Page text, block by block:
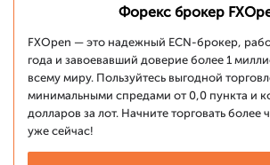
Форекс брокер
FXOpen — это надежный ECN-брокер,
года и завоевавший доверие более 1
всему миру. Пользуйтесь выгодной
минимальными спредами от 0,0 пункта и
долларов за лот. Начните торговать более
уже сейчас!